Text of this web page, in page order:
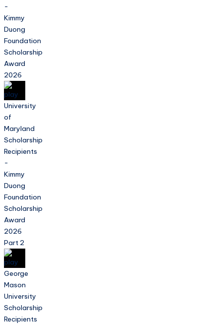
-
Kimmy
Duong
Foundation
Scholarship
Award
2026
University
of
Maryland
Scholarship
Recipients
-
Kimmy
Duong
Foundation
Scholarship
Award
2026
Part 2
George
Mason
University
Scholarship
Recipients